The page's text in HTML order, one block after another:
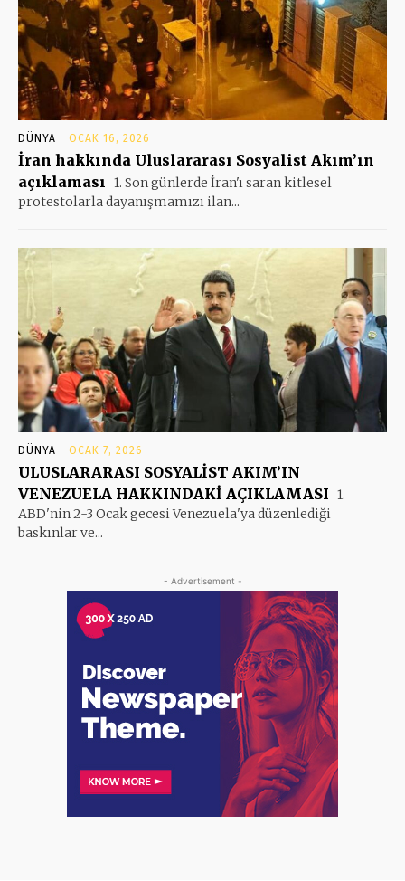
DÜNYA OCAK 16, 2026
İran hakkında Uluslararası Sosyalist Akım’ın
açıklaması 1. Son günlerde İran'ı saran kitlesel
protestolarla dayanışmamızı ilan...
DÜNYA OCAK 7, 2026
ULUSLARARASI SOSYALİST AKIM’IN
VENEZUELA HAKKINDAKİ AÇIKLAMASI 1.
ABD'nin 2-3 Ocak gecesi Venezuela'ya düzenlediği
baskınlar ve...
- Advertisement -